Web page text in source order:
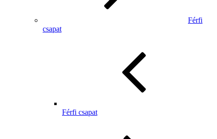
Férfi
csapat
Férfi csapat